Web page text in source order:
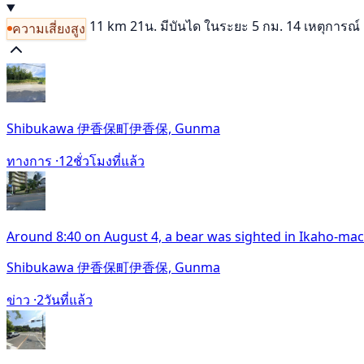
ความเสี่ยงสูง 11 km 21น. มีบันไดในระยะ 5 กม. 14 เหตุการณ์
Shibukawa 伊香保町伊香保, Gunma
ทางการ ·12ชั่วโมงที่แล้ว
Around 8:40 on August 4, a bear was sighted in Ikaho-
Shibukawa 伊香保町伊香保, Gunma
ข่าว ·2วันที่แล้ว